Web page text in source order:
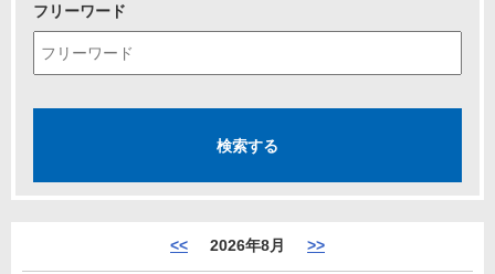
フリーワード
<< 2026年8月 >>